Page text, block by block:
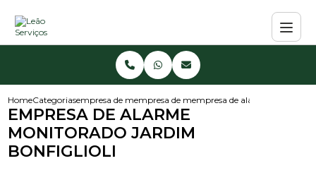
HomeCategoriasempresa de monitoramento de alarmes
empresa de monitoramento de alarme
empresa de alarme
EMPRESA DE ALARME
MONITORADO JARDIM
BONFIGLIOLI